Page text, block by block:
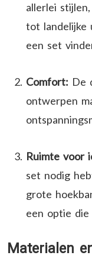
allerlei
tot landelijke
een set
Comfort: De
ontwerpen
Ruimte voor
set nodig
grote
een optie die
Materialen